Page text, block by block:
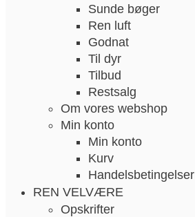
Sunde bøger
Ren luft
Godnat
Til dyr
Tilbud
Restsalg
Om vores webshop
Min konto
Min konto
Kurv
Handelsbetingelser
REN VELVÆRE
Opskrifter